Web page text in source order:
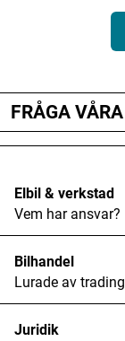
FRÅGA
Elbil & verkstad
Vem har ansvar?
Bilhandel
Lurade av
Juridik